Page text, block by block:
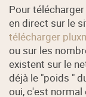
Pour
en direct sur le
télécharger
ou sur les
existent sur le
déjà le "poids "
oui, c'est